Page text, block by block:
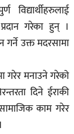
गरेका हुन् ।
गर्ने उक्त मदरसामा
गरेर मनाउने गरेको
दिने ईराकी
काम गरेर